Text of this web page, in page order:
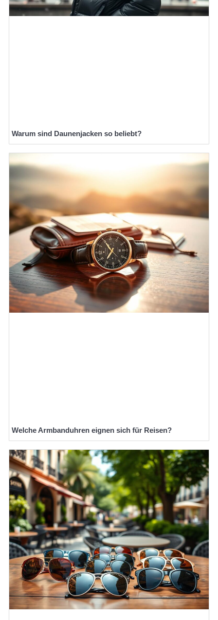
Warum sind Daunenjacken so beliebt?
Welche Armbanduhren eignen sich für Reisen?